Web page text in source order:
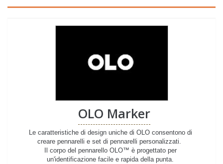
OLO Marker
Le caratteristiche di design uniche di OLO consentono di
creare pennarelli e set di pennarelli personalizzati.
Il corpo del pennarello OLO™ è progettato per
un'identificazione facile e rapida della punta.